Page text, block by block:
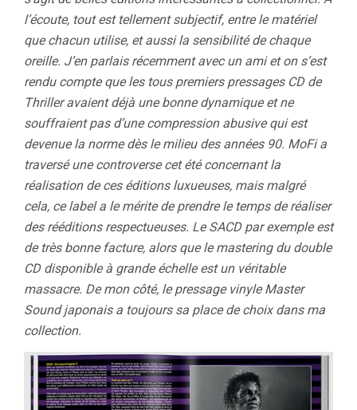
l’écoute, tout est tellement subjectif, entre le matériel
que chacun utilise, et aussi la sensibilité de chaque
oreille. J’en parlais récemment avec un ami et on s’est
rendu compte que les tous premiers pressages CD de
Thriller avaient déjà une bonne dynamique et ne
souffraient pas d’une compression abusive qui est
devenue la norme dès le milieu des années 90. MoFi a
traversé une controverse cet été concernant la
réalisation de ces éditions luxueuses, mais malgré
cela, ce label a le mérite de prendre le temps de réaliser
des rééditions respectueuses. Le SACD par exemple est
de très bonne facture, alors que le mastering du double
CD disponible à grande échelle est un véritable
massacre. De mon côté, le pressage vinyle Master
Sound japonais a toujours sa place de choix dans ma
collection.